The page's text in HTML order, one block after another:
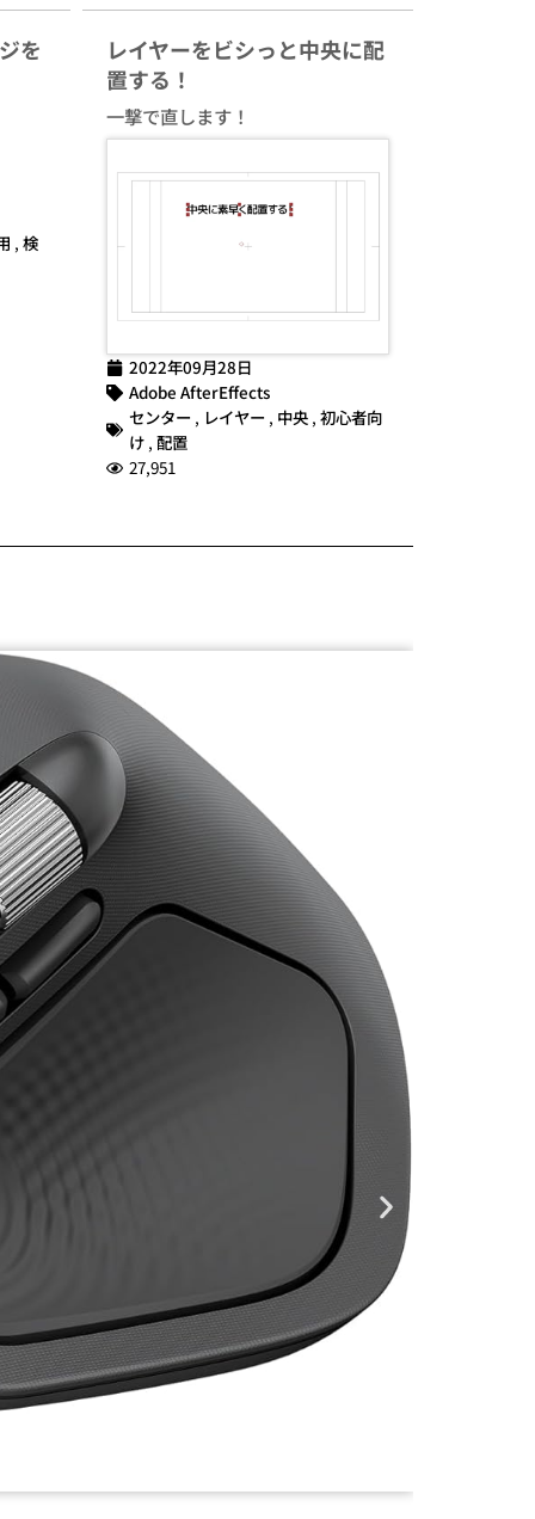
を
, 検
レイヤーをビシっと中央に配
置する！
一撃で直します！
2022年09月28日
Adobe AfterEffects
センター, レイヤー, 中央, 初心者向
け, 配置
27,951